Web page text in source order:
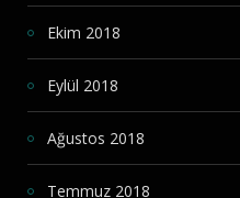
Ekim 2018
Eylül 2018
Ağustos 2018
Temmuz 2018